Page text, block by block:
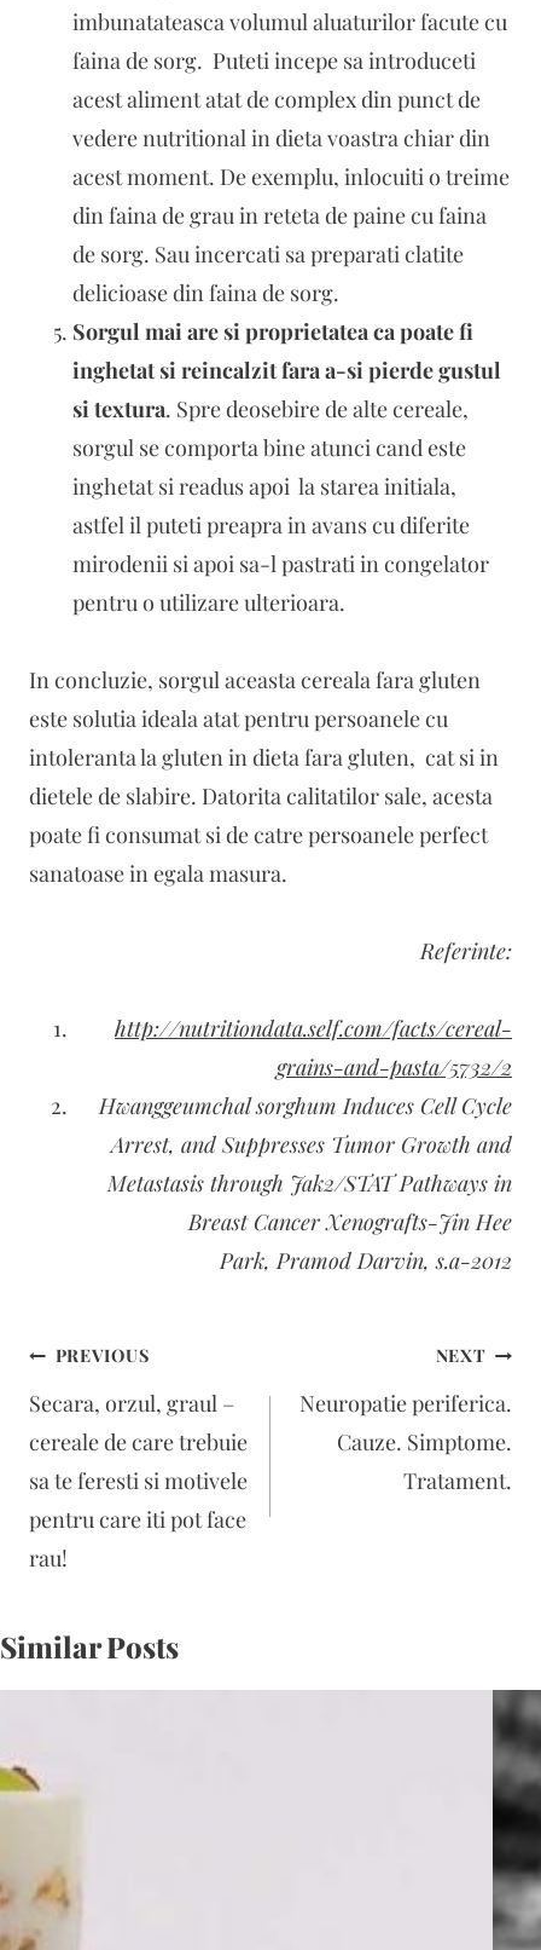
imbunatateasca volumul aluaturilor facute cu
faina de sorg. Puteti incepe sa introduceti
acest aliment atat de complex din punct de
vedere nutritional in dieta voastra chiar din
acest moment. De exemplu, inlocuiti o treime
din faina de grau in reteta de paine cu faina
de sorg. Sau incercati sa preparati clatite
delicioase din faina de sorg.
Sorgul mai are si proprietatea ca poate fi
inghetat si reincalzit fara a-si pierde gustul
si textura. Spre deosebire de alte cereale,
sorgul se comporta bine atunci cand este
inghetat si readus apoi la starea initiala,
astfel il puteti preapra in avans cu diferite
mirodenii si apoi sa-l pastrati in congelator
pentru o utilizare ulterioara.
In concluzie, sorgul aceasta cereala fara gluten
este solutia ideala atat pentru persoanele cu
intoleranta la gluten in dieta fara gluten, cat si in
dietele de slabire. Datorita calitatilor sale, acesta
poate fi consumat si de catre persoanele perfect
sanatoase in egala masura.
Referinte:
http://nutritiondata.self.com/facts/cereal-
grains-and-pasta/5732/2
Hwanggeumchal sorghum Induces Cell Cycle
Arrest, and Suppresses Tumor Growth and
Metastasis through Jak2/STAT Pathways in
Breast Cancer Xenografts-Jin Hee
Park, Pramod Darvin, s.a-2012
Navigare
în
articole
PREVIOUS
Secara, orzul, graul –
cereale de care trebuie
sa te feresti si motivele
pentru care iti pot face
rau!
NEXT
Neuropatie periferica.
Cauze. Simptome.
Tratament.
Similar Posts